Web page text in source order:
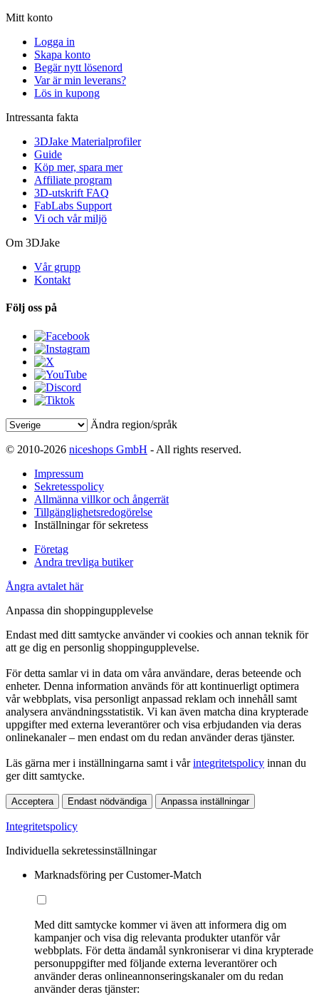
Mitt konto
Logga in
Skapa konto
Begär nytt lösenord
Var är min leverans?
Lös in kupong
Intressanta fakta
3DJake Materialprofiler
Guide
Köp mer, spara mer
Affiliate program
3D-utskrift FAQ
FabLabs Support
Vi och vår miljö
Om 3DJake
Vår grupp
Kontakt
Följ oss på
Ändra region/språk
© 2010-2026 niceshops GmbH - All rights reserved.
Impressum
Sekretesspolicy
Allmänna villkor och ångerrät
Tillgänglighetsredogörelse
Inställningar för sekretess
Företag
Andra trevliga butiker
Ångra avtalet här
Anpassa din shoppingupplevelse
Endast med ditt samtycke använder vi cookies och annan teknik för
att ge dig en personlig shoppingupplevelse.
För detta samlar vi in data om våra användare, deras beteende och
enheter. Denna information används för att kontinuerligt optimera
vår webbplats, visa personligt anpassad reklam och innehåll samt
analysera användningsstatistik. Vi kan även matcha dina krypterade
uppgifter med externa leverantörer och visa erbjudanden via deras
onlinekanaler – men endast om du redan använder deras tjänster.
Läs gärna mer i inställningarna samt i vårintegritetspolicy innan du
ger ditt samtycke.
Acceptera Endast nödvändiga Anpassa inställningar
Integritetspolicy
Individuella sekretessinställningar
Marknadsföring per Customer-Match
Med ditt samtycke kommer vi även att informera dig om
kampanjer och visa dig relevanta produkter utanför vår
webbplats. För detta ändamål synkroniserar vi dina krypterade
personuppgifter med följande externa leverantörer och
använder deras onlineannonseringskanaler om du redan
använder deras tjänster: